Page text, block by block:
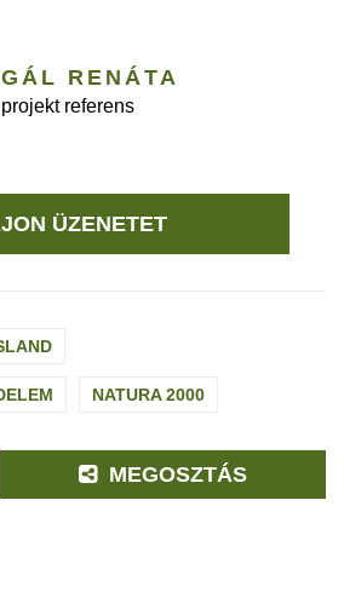
GÁL RENÁTA
projekt referens
ÜZENETET
NATURA 2000
MEGOSZTÁS